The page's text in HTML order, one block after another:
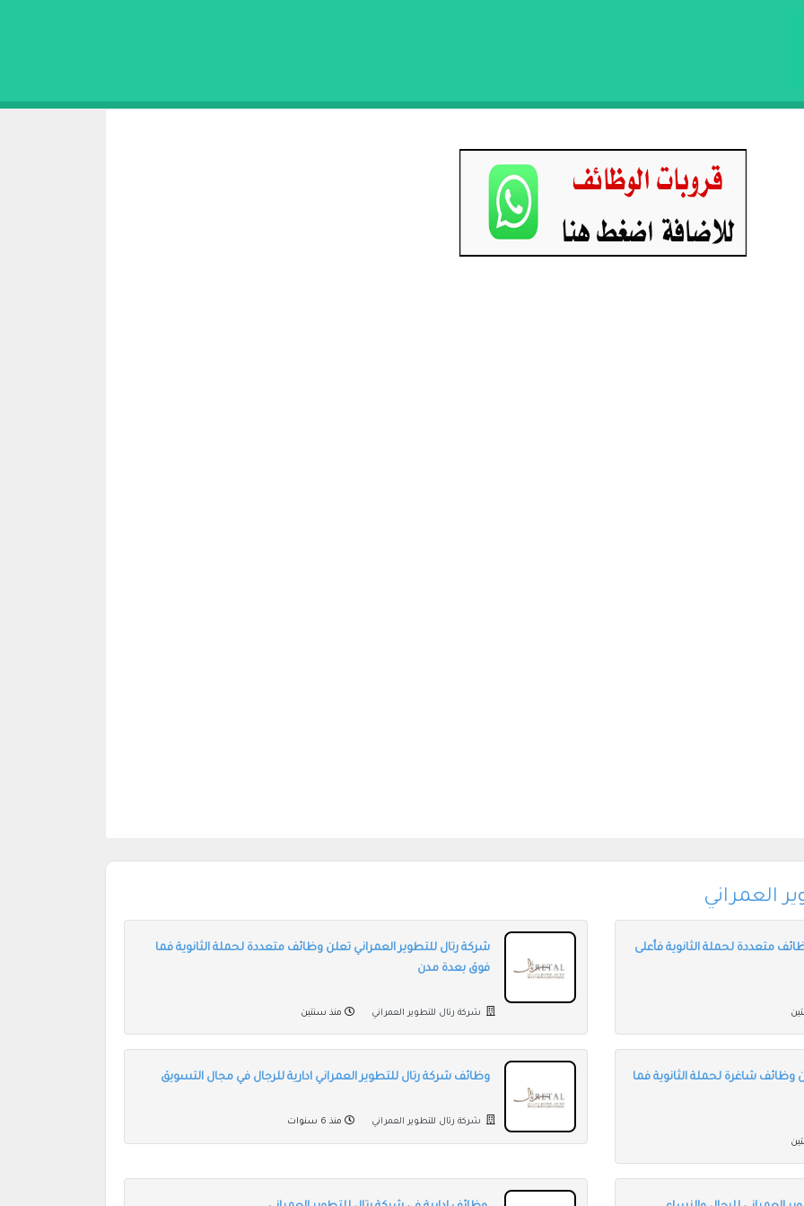
العمراني
متعددة لحملة الثانوية فأعلى
شركة رتال للتطوير العمراني تعلن وظائف متعددة لحملة الثانوية فما
فوق بعدة مدن
شركة رتال للتطوير العمراني منذ سنتين
وظائف شاغرة لحملة الثانوية فما وظائف شركة رتال للتطوير العمراني ادارية للرجال في مجال التسويق
شركة رتال للتطوير العمراني منذ 6 سنوات